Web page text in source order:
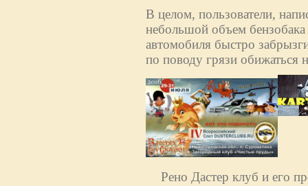
В целом, пользователи,
небольшой объем бензобака
автомобиля быстро
по поводу грязи обижаться
Рено Дастер клуб и его